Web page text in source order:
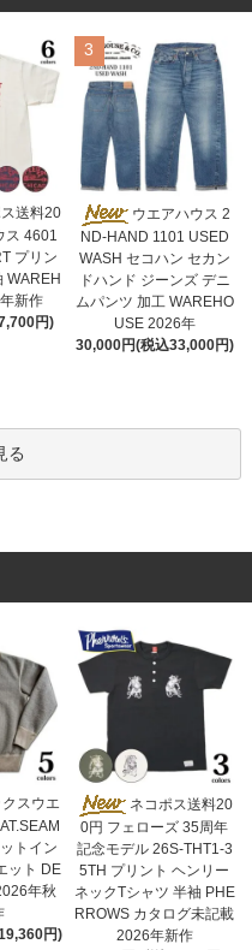
送料20
ス 4601
プリン
WAREH
新作
円)
3
ウエアハウス 2
ND-HAND 1101 USED
WASH セコハン セカン
ドハンド ジーンズ デニ
ムパンツ 加工 WAREHO
USE 2026年
30,000円(税込33,000円)
る
スウエ
トイン
ット DE
年秋
円)
ネコポス送料20
0円 フェローズ 35周年
記念モデル 26S-THT1-3
5TH プリント ヘンリー
ネックTシャツ 半袖 PHE
RROWS カタログ未記載
2026年新作